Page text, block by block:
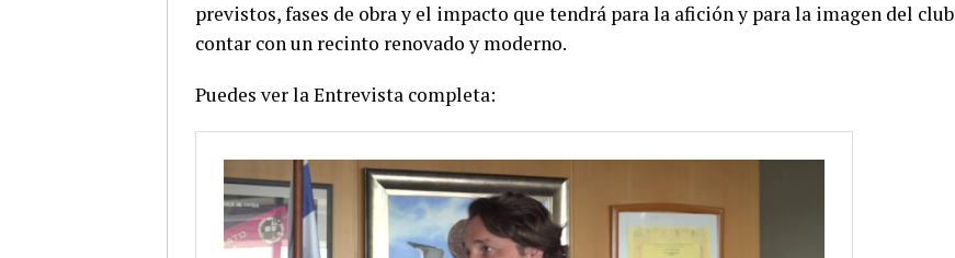
previstos, fases de obra y el impacto que tendrá para la afición y para la imagen del club
contar con un recinto renovado y moderno.
Puedes ver la Entrevista completa: